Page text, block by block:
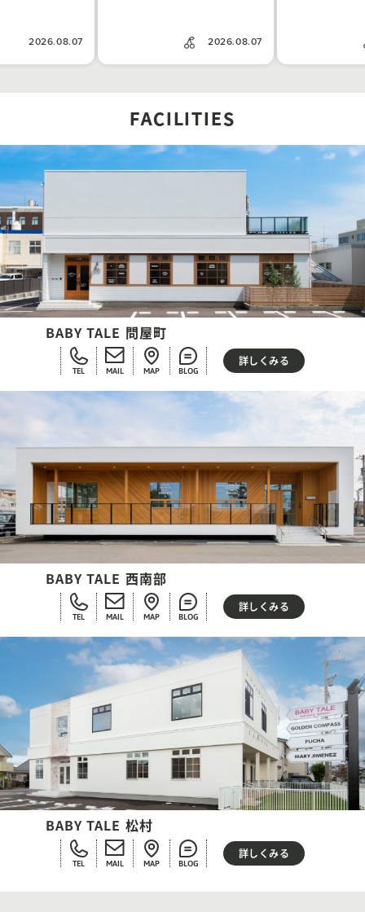
2026.08.07 2026.08.07
FACILITIES
BABY TALE 問屋町
TEL MAIL MAP BLOG
詳しくみる
BABY TALE 西南部
TEL MAIL MAP BLOG
詳しくみる
BABY TALE 松村
TEL MAIL MAP BLOG
詳しくみる